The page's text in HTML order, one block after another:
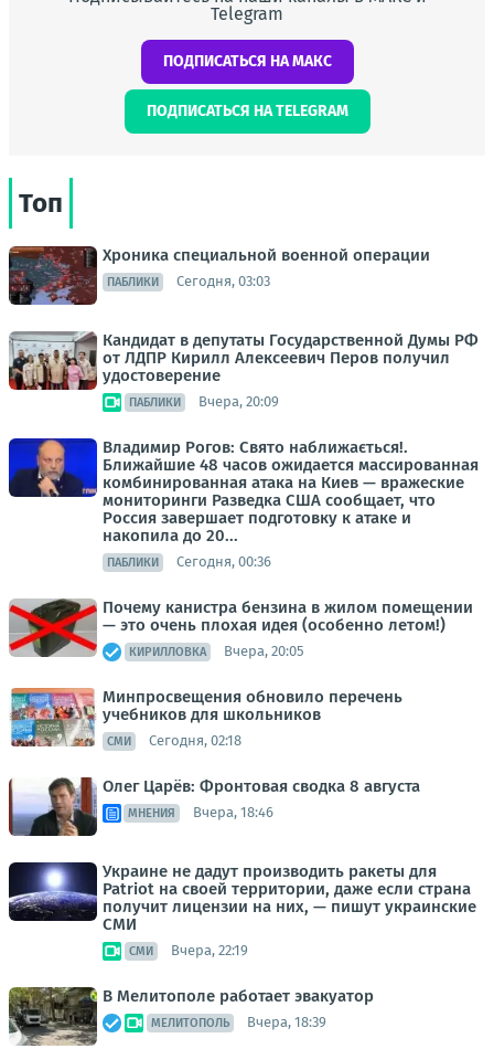
Telegram
ПОДПИСАТЬСЯ НА МАКС
ПОДПИСАТЬСЯ НА TELEGRAM
Топ
Хроника специальной военной операции
ПАБЛИКИ Сегодня, 03:03
Кандидат в депутаты Государственной Думы РФ
от ЛДПР Кирилл Алексеевич Перов получил
удостоверение
ПАБЛИКИ Вчера, 20:09
Владимир Рогов: Свято наближається!.
Ближайшие 48 часов ожидается массированная
комбинированная атака на Киев — вражеские
мониторинги Разведка США сообщает, что
Россия завершает подготовку к атаке и
накопила до 20...
ПАБЛИКИ Сегодня, 00:36
Почему канистра бензина в жилом помещении
— это очень плохая идея (особенно летом!)
КИРИЛЛОВКА Вчера, 20:05
Минпросвещения обновило перечень
учебников для школьников
СМИ Сегодня, 02:18
Олег Царёв: Фронтовая сводка 8 августа
МНЕНИЯ Вчера, 18:46
Украине не дадут производить ракеты для
Patriot на своей территории, даже если страна
получит лицензии на них, — пишут украинские
СМИ
СМИ Вчера, 22:19
В Мелитополе работает эвакуатор
МЕЛИТОПОЛЬ Вчера, 18:39